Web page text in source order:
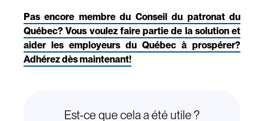
Pas encore membre du Conseil du patronat du
Québec? Vous voulez faire partie de la solution et
aider les employeurs du Québec à prospérer?
Adhérez dès maintenant!
Est-ce que cela a été utile ?